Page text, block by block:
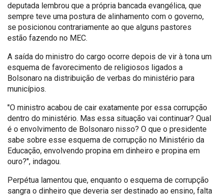
deputada lembrou que a própria bancada evangélica, que
sempre teve uma postura de alinhamento com o governo,
se posicionou contrariamente ao que alguns pastores
estão fazendo no MEC.
A saída do ministro do cargo ocorre depois de vir à tona um
esquema de favorecimento de religiosos ligados a
Bolsonaro na distribuição de verbas do ministério para
municípios.
"O ministro acabou de cair exatamente por essa corrupção
dentro do ministério. Mas essa situação vai continuar? Qual
é o envolvimento de Bolsonaro nisso? O que o presidente
sabe sobre esse esquema de corrupção no Ministério da
Educação, envolvendo propina em dinheiro e propina em
ouro?", indagou.
Perpétua lamentou que, enquanto o esquema de corrupção
sangra o dinheiro que deveria ser destinado ao ensino, falta